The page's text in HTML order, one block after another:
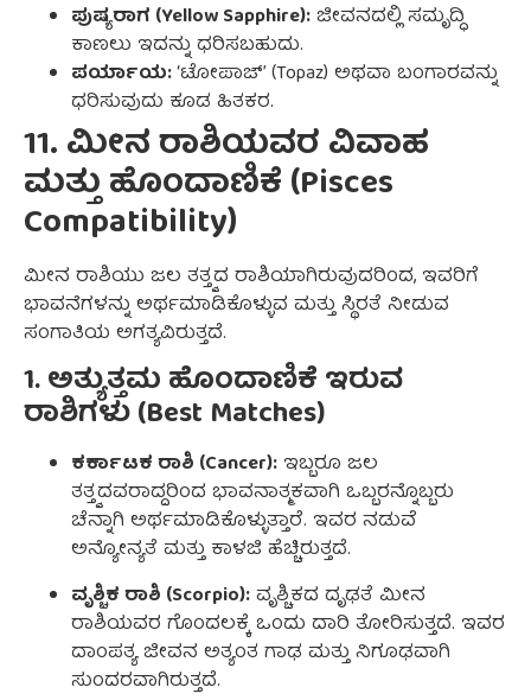
ಪುಷ್ಯರಾಗ (Yellow Sapphire):ಜೀವನದಲ್ಲಿ ಸಮೃದ್ಧಿ
ಕಾಣಲು ಇದನ್ನು ಧರಿಸಬಹುದು.
ಪರ್ಯಾಯ:‘ಟೋಪಾಜ್’ (Topaz) ಅಥವಾ ಬಂಗಾರವನ್ನು
ಧರಿಸುವುದು ಕೂಡ ಹಿತಕರ.
11. ಮೀನ ರಾಶಿಯವರ ವಿವಾಹ
ಮತ್ತು ಹೊಂದಾಣಿಕೆ (Pisces
Compatibility)
ಮೀನ ರಾಶಿಯು ಜಲ ತತ್ತ್ವದ ರಾಶಿಯಾಗಿರುವುದರಿಂದ, ಇವರಿಗೆ
ಭಾವನೆಗಳನ್ನು ಅರ್ಥಮಾಡಿಕೊಳ್ಳುವ ಮತ್ತು ಸ್ಥಿರತೆ ನೀಡುವ
ಸಂಗಾತಿಯ ಅಗತ್ಯವಿರುತ್ತದೆ.
1. ಅತ್ಯುತ್ತಮ ಹೊಂದಾಣಿಕೆ ಇರುವ
ರಾಶಿಗಳು (Best Matches)
ಕರ್ಕಾಟಕ ರಾಶಿ (Cancer): ಇಬ್ಬರೂ ಜಲ
ತತ್ತ್ವದವರಾದ್ದರಿಂದ ಭಾವನಾತ್ಮಕವಾಗಿ ಒಬ್ಬರನ್ನೊಬ್ಬರು
ಚೆನ್ನಾಗಿ ಅರ್ಥಮಾಡಿಕೊಳ್ಳುತ್ತಾರೆ. ಇವರ ನಡುವೆ
ಅನ್ಯೋನ್ಯತೆ ಮತ್ತು ಕಾಳಜಿ ಹೆಚ್ಚಿರುತ್ತದೆ.
ವೃಶ್ಚಿಕ ರಾಶಿ (Scorpio):ವೃಶ್ಚಿಕದ ದೃಢತೆ ಮೀನ
ರಾಶಿಯವರ ಗೊಂದಲಕ್ಕೆ ಒಂದು ದಾರಿ ತೋರಿಸುತ್ತದೆ. ಇವರ
ದಾಂಪತ್ಯ ಜೀವನ ಅತ್ಯಂತ ಗಾಢ ಮತ್ತು ನಿಗೂಢವಾಗಿ
ಸುಂದರವಾಗಿರುತ್ತದೆ.